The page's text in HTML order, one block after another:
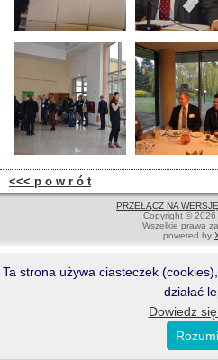
<<< p o w r ó t
PRZEŁĄCZ NA
Copyright © 2026
Wszelkie prawa
powered by
Ta strona używa ciasteczek
działać
Dowiedz